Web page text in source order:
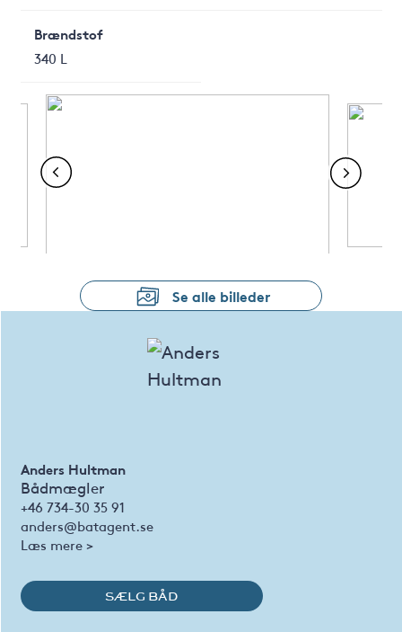
Brændstof
340 L
Se alle billeder
Anders Hultman
Bådmægler
+46 734-30 35 91
anders@batagent.se
Læs mere >
SÆLG BÅD